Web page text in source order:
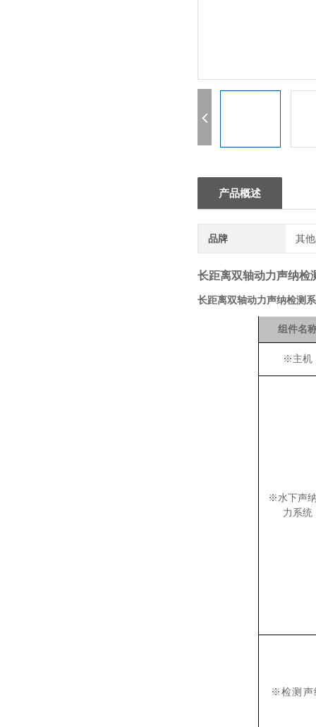
产品概述
品牌 其
长距离双轴动力声纳检
长距离双轴动力声纳检测
组件名
※ 主机
※水下声
力系统
※检测声